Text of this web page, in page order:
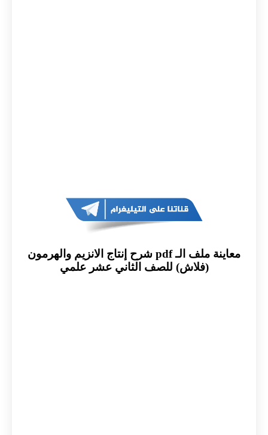
معاينة ملف الـ pdf شرح إنتاج الانزيم والهرمون
(فلاش) للصف الثاني عشر علمي